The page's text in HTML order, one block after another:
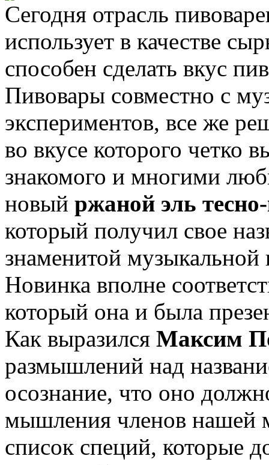
Сегодня отрасль
использует в качестве
способен сделать вкус
Пивовары совместно с
экспериментов, все же
во вкусе которого четко
знакомого и многими
новый ржаной эль
который получил свое
знаменитой
Новинка вполне
который она и была
Как выразился Максим
размышлений над
осознание, что оно
мышления членов нашей
список специй, которые